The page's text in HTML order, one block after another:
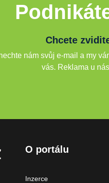
Chcete
nám svůj e-mail a my
vás. Reklama u
O portálu
Inzerce